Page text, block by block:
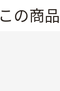
この商